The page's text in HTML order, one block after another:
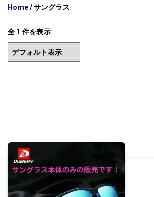
Home/ サングラス
全 1 件を表示